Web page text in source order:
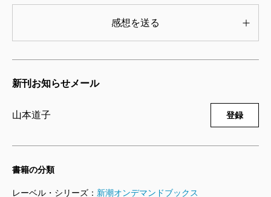
感想を送る
新刊お知らせメール
山本道子 登録
書籍の分類
レーベル・シリーズ： 新潮オンデマンドブックス